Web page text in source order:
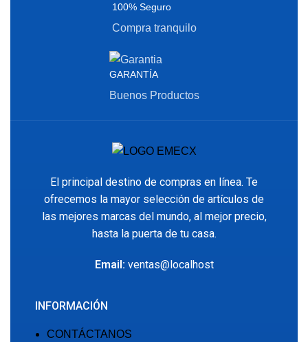
100% Seguro
Compra tranquilo
GARANTÍA
Buenos Productos
El principal destino de compras en línea. Te
ofrecemos la mayor selección de artículos de
las mejores marcas del mundo, al mejor precio,
hasta la puerta de tu casa.
Email: ventas@localhost
INFORMACIÓN
CONTÁCTANOS